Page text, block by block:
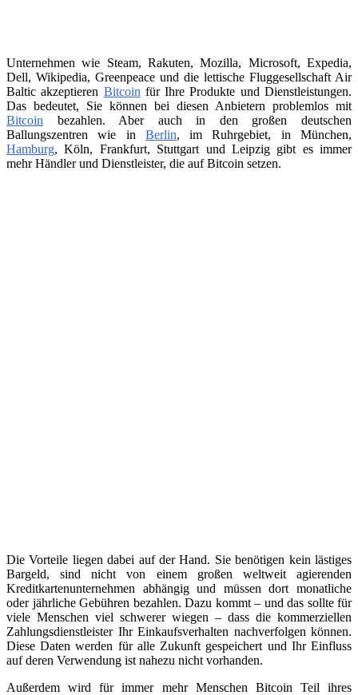
Unternehmen wie Steam, Rakuten, Mozilla, Microsoft, Expedia,
Dell, Wikipedia, Greenpeace und die lettische Fluggesellschaft Air
Baltic akzeptieren Bitcoin für Ihre Produkte und Dienstleistungen.
Das bedeutet, Sie können bei diesen Anbietern problemlos mit
Bitcoin bezahlen. Aber auch in den großen deutschen
Ballungszentren wie in Berlin, im Ruhrgebiet, in München,
Hamburg, Köln, Frankfurt, Stuttgart und Leipzig gibt es immer
mehr Händler und Dienstleister, die auf Bitcoin setzen.
Die Vorteile liegen dabei auf der Hand. Sie benötigen kein lästiges
Bargeld, sind nicht von einem großen weltweit agierenden
Kreditkartenunternehmen abhängig und müssen dort monatliche
oder jährliche Gebühren bezahlen. Dazu kommt – und das sollte für
viele Menschen viel schwerer wiegen – dass die kommerziellen
Zahlungsdienstleister Ihr Einkaufsverhalten nachverfolgen können.
Diese Daten werden für alle Zukunft gespeichert und Ihr Einfluss
auf deren Verwendung ist nahezu nicht vorhanden.
Außerdem wird für immer mehr Menschen Bitcoin Teil ihres